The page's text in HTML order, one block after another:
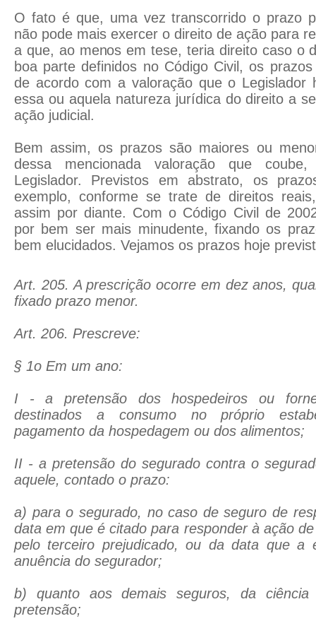
O fato é que, uma vez transcorrido o prazo
não pode mais exercer o direito de ação para
a que, ao menos em tese, teria direito caso o
boa parte definidos no Código Civil, os
de acordo com a valoração que o Legislador
essa ou aquela natureza jurídica do direito a
ação judicial.
Bem assim, os prazos são maiores ou
dessa mencionada valoração que coube,
Legislador. Previstos em abstrato, os
exemplo, conforme se trate de direitos
assim por diante. Com o Código Civil de
por bem ser mais minudente, fixando os
bem elucidados. Vejamos os prazos hoje
Art. 205. A prescrição ocorre em dez anos,
fixado prazo menor.
Art. 206. Prescreve:
§ 1o Em um ano:
I - a pretensão dos hospedeiros ou
destinados a consumo no próprio
pagamento da hospedagem ou dos alimentos;
II - a pretensão do segurado contra o
aquele, contado o prazo:
a) para o segurado, no caso de seguro de
data em que é citado para responder à ação
pelo terceiro prejudicado, ou da data que a
anuência do segurador;
b) quanto aos demais seguros, da
pretensão;